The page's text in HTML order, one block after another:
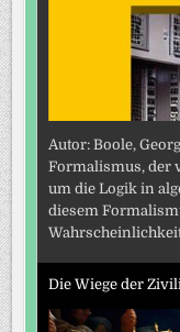
Autor: Boole,
Formalismus, der
um die Logik in
diesem
Die Wiege der